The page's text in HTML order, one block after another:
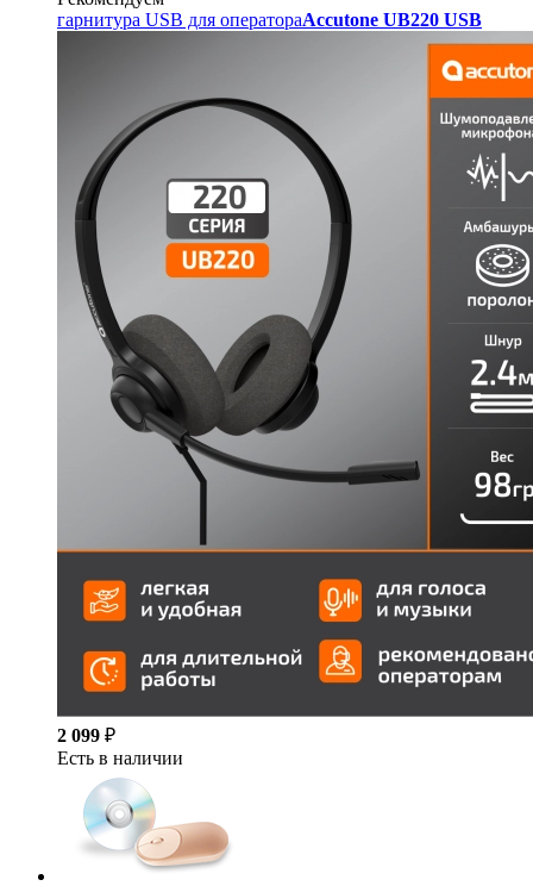
гарнитура USB для оператораAccutone UB220 USB
2 099 ₽
Есть в наличии